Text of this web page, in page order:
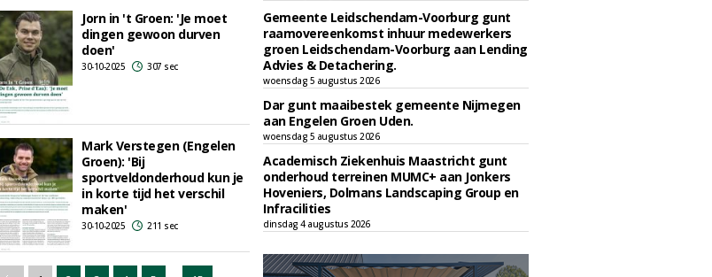
Jorn in 't Groen: 'Je moet
dingen gewoon durven
doen'
30-10-2025 307 sec
Mark Verstegen (Engelen
Groen): 'Bij
sportveldonderhoud kun je
in korte tijd het verschil
maken'
30-10-2025 211 sec
Gemeente Leidschendam-Voorburg gunt
raamovereenkomst inhuur medewerkers
groen Leidschendam-Voorburg aan Lending
Advies & Detachering.
woensdag 5 augustus 2026
Dar gunt maaibestek gemeente Nijmegen
aan Engelen Groen Uden.
woensdag 5 augustus 2026
Academisch Ziekenhuis Maastricht gunt
onderhoud terreinen MUMC+ aan Jonkers
Hoveniers, Dolmans Landscaping Group en
Infracilities
dinsdag 4 augustus 2026